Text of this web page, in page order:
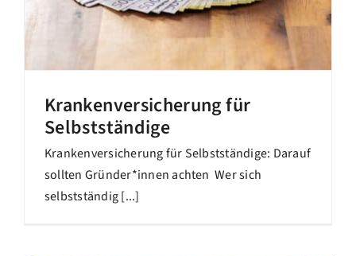
Krankenversicherung für
Selbstständige
Krankenversicherung für Selbstständige: Darauf
sollten Gründer*innen achten Wer sich
selbstständig [...]